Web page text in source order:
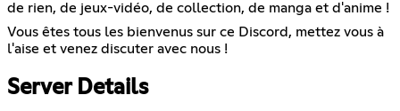
de rien, de jeux-vidéo, de collection, de manga et d'anime !
Vous êtes tous les bienvenus sur ce Discord, mettez vous à
l'aise et venez discuter avec nous !
Server Details